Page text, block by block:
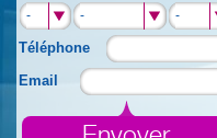
- - -
Téléphone
Email